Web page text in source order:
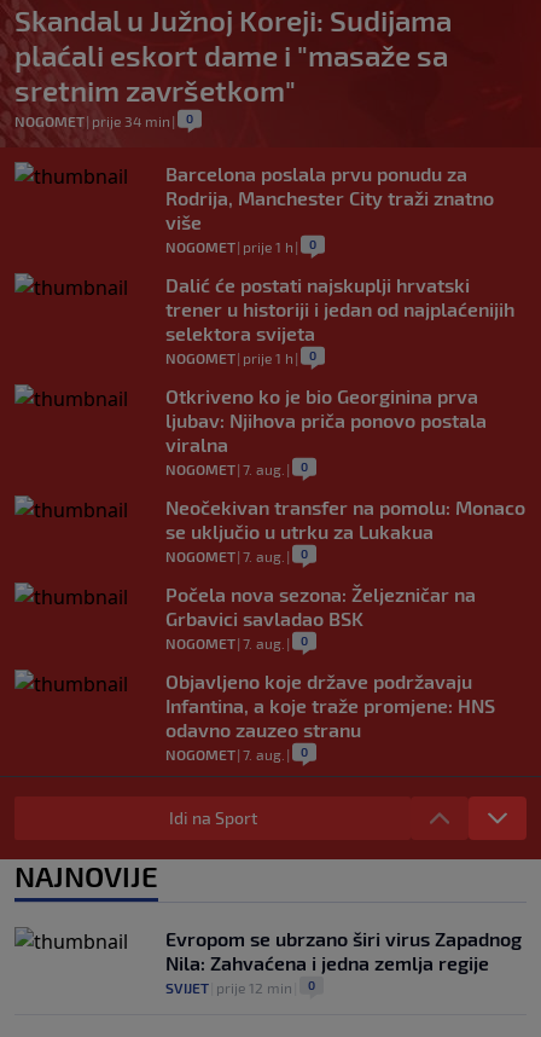
Skandal u Južnoj Koreji: Sudijama
plaćali eskort dame i "masaže sa
sretnim završetkom"
NOGOMET| prije 34 min | 0
Barcelona poslala prvu ponudu za
Rodrija, Manchester City traži znatno
više
NOGOMET| prije 1 h | 0
Dalić će postati najskuplji hrvatski
trener u historiji i jedan od najplaćenijih
selektora svijeta
NOGOMET| prije 1 h | 0
Otkriveno ko je bio Georginina prva
ljubav: Njihova priča ponovo postala
viralna
NOGOMET| 7. aug. | 0
Neočekivan transfer na pomolu: Monaco
se uključio u utrku za Lukakua
NOGOMET| 7. aug. | 0
Počela nova sezona: Željezničar na
Grbavici savladao BSK
NOGOMET| 7. aug. | 0
Objavljeno koje države podržavaju
Infantina, a koje traže promjene: HNS
odavno zauzeo stranu
NOGOMET| 7. aug. | 0
UEFA pokreće istragu: Je li Infantino
namjeravao prodati prava na Svjetsko
NOGOMET|7. aug.| 0
nisu pozvali na ostavku
NOGOMET |7. aug.| 0
Idi na Sport
NAJNOVIJE
Evropom se ubrzano širi virus Zapadnog
Nila: Zahvaćena i jedna zemlja regije
SVIJET prije 12 min 0